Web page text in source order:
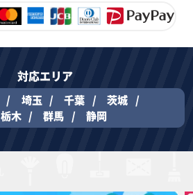
対応エリア
埼玉 千葉
茨城
栃木 群馬 静岡